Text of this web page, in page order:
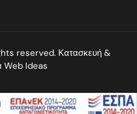
reserved. Κατασκευή &
Web Ideas